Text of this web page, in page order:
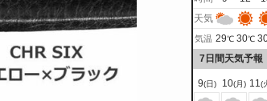
天気
気温 29℃ 30℃
7日間天気予報
9(日) 10(月) 11(